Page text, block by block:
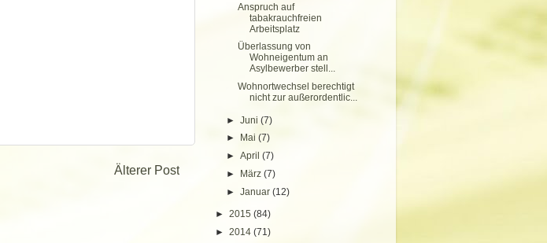
Älterer Post
Anspruch auf
tabakrauchfreien
Arbeitsplatz
Überlassung von
Wohneigentum an
Asylbewerber stell...
Wohnortwechsel berechtigt
nicht zur außerordentlic...
►Juni(7)
►
Mai(7)
►April(7)
► März(7)
►Januar(12)
► 2015 (84)
► 2014 (71)